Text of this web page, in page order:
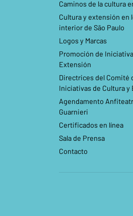
Caminos de la cultura
Cultura y extensión en
interior de São Paulo
Logos y Marcas
Promoción de
Extensión
Directrices del Comité
Iniciativas de Cultura y
Agendamento
Guarnieri
Certificados en línea
Sala de Prensa
Contacto